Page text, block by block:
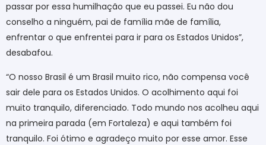
passar por essa humilhação que eu passei. Eu não dou
conselho a ninguém, pai de família mãe de família,
enfrentar o que enfrentei para ir para os Estados Unidos”,
desabafou.
“O nosso Brasil é um Brasil muito rico, não compensa você
sair dele para os Estados Unidos. O acolhimento aqui foi
muito tranquilo, diferenciado. Todo mundo nos acolheu aqui
na primeira parada (em Fortaleza) e aqui também foi
tranquilo. Foi ótimo e agradeço muito por esse amor. Esse